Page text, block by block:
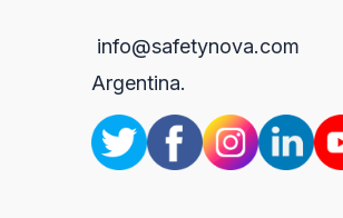
info@safetynova.com
Argentina.